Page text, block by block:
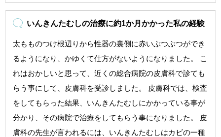
いんきんたむしの治療に約1か月かかった私の経験
太もものつけ根辺りから性器の裏側に赤いぶつぶつができ
るようになり、かゆくて仕方がないようになりました。 こ
れはおかしいと思って、近くの総合病院の皮膚科で診ても
らう事にして、皮膚科を受診しました。 皮膚科では、検査
をしてもらった結果、いんきんたむしにかかっている事が
分かり、その病院で治療をしてもらう事になりました。 皮
膚科の先生が言われるには、いんきんたむしはカビの一種